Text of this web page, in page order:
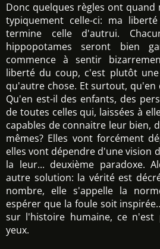
Donc quelques règles ont quand
typiquement celle-ci: ma
termine celle d'autrui.
hippopotames seront bien
commence à sentir
liberté du coup, c'est plutôt
qu'autre chose. Et surtout, qu'en
Qu'en est-il des enfants, des
de toutes celles qui, laissées à
capables de connaitre leur bien,
mêmes? Elles vont forcément
elles vont dépendre d'une vision
la leur... deuxième paradoxe.
autre solution: la vérité est
nombre, elle s'appelle la
espérer que la foule soit
sur l'histoire humaine, ce n'est
yeux.